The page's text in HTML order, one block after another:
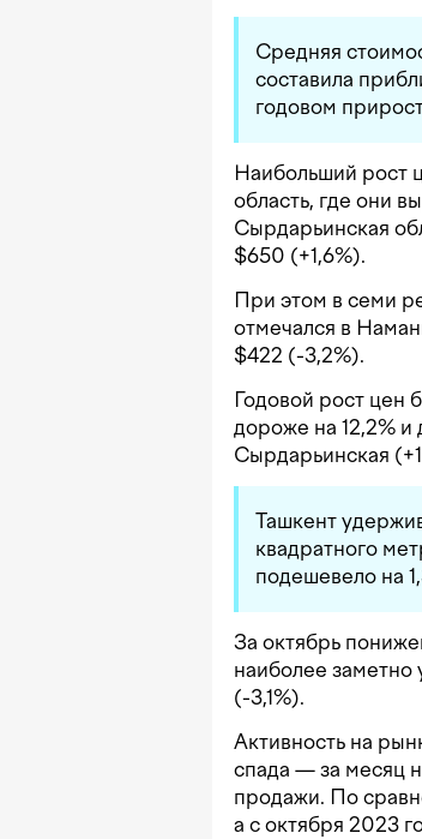
Средняя
составила
годовом
Наибольший рост
область, где они
Сырдарьинская
$650 (+1,6%).
При этом в семи
отмечался в
$422 (-3,2%).
Годовой рост цен
дороже на 12,2% и
Сырдарьинская
Ташкент
квадратного
подешевело на
За октябрь
наиболее
(-3,1%).
Активность на
спада — за месяц
продажи. По
а с октября 2023